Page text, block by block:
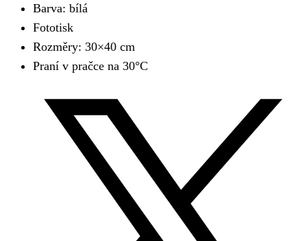
Barva: bílá
Fototisk
Rozměry: 30×40 cm
Praní v pračce na 30°C